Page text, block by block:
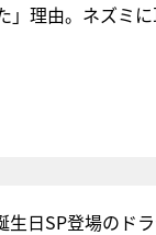
」理由。ネズミ
日SP登場のド